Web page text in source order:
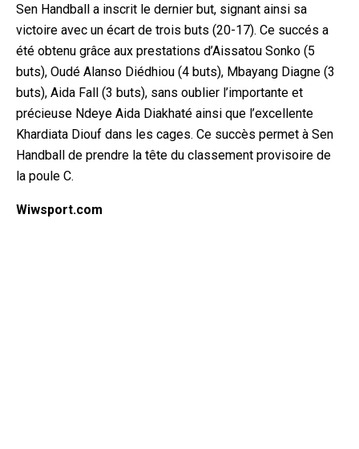
Sen Handball a inscrit le dernier but, signant ainsi sa
victoire avec un écart de trois buts (20-17). Ce succés a
été obtenu grâce aux prestations d’Aissatou Sonko (5
buts), Oudé Alanso Diédhiou (4 buts), Mbayang Diagne (3
buts), Aida Fall (3 buts), sans oublier l’importante et
précieuse Ndeye Aida Diakhaté ainsi que l’excellente
Khardiata Diouf dans les cages. Ce succès permet à Sen
Handball de prendre la tête du classement provisoire de
la poule C.
Wiwsport.com